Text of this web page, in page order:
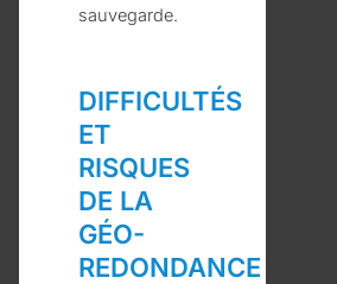
sauvegarde.
DIFFICULTÉS
ET
RISQUES
DE LA
GÉO-
REDONDANCE